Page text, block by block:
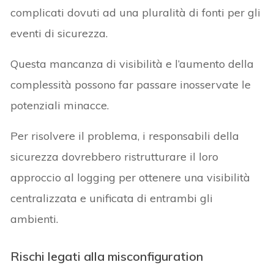
complicati dovuti ad una pluralità di fonti per gli
eventi di sicurezza.
Questa mancanza di visibilità e l’aumento della
complessità possono far passare inosservate le
potenziali minacce.
Per risolvere il problema, i responsabili della
sicurezza dovrebbero ristrutturare il loro
approccio al logging per ottenere una visibilità
centralizzata e unificata di entrambi gli
ambienti.
Rischi legati alla misconfiguration